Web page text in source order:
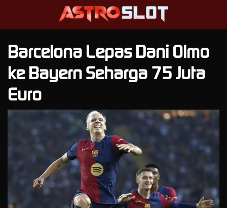
Barcelona Lepas Dani Olmo
ke Bayern Seharga 75 Juta
Euro